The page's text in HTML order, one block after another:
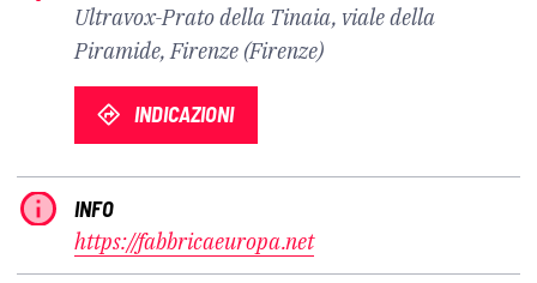
Ultravox-Prato della Tinaia, viale della
Piramide, Firenze (Firenze)
INDICAZIONI
INFO
https://fabbricaeuropa.net